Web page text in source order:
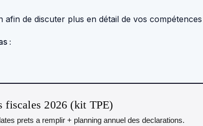
de discuter plus en détail de vos
:
fiscales 2026 (kit TPE)
prets a remplir + planning annuel des declarations.